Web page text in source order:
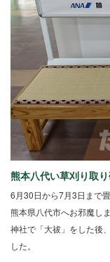
熊本八代い草刈り取
6月30日から7月3日まで
熊本県八代市へお邪魔し
神社で「大祓」をした後
した。